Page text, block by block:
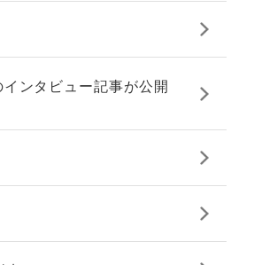
ンタビュー記事が公開